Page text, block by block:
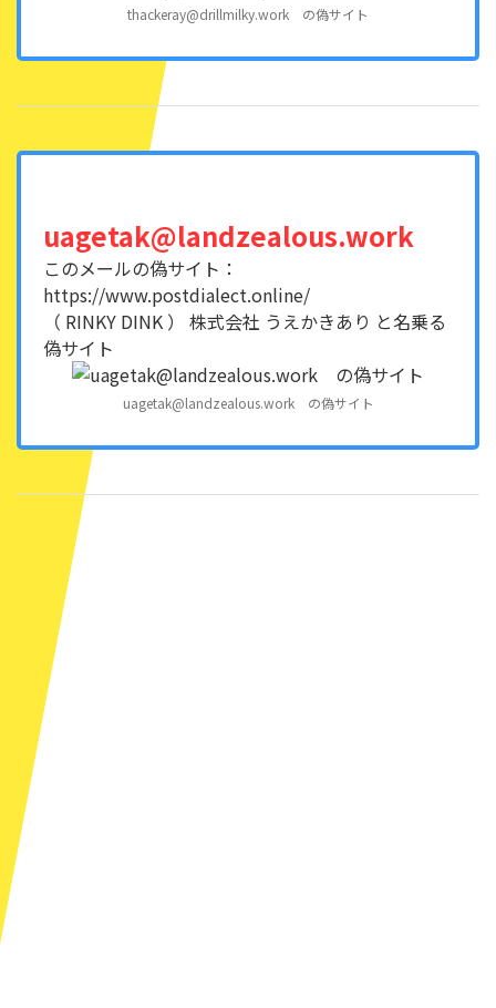
thackeray@drillmilky.work の偽サイト
uagetak@landzealous.work
このメールの偽サイト：
https://www.postdialect.online/
（ RINKY DINK ） 株式会社 うえかきあり と名乗る
偽サイト
uagetak@landzealous.work の偽サイト